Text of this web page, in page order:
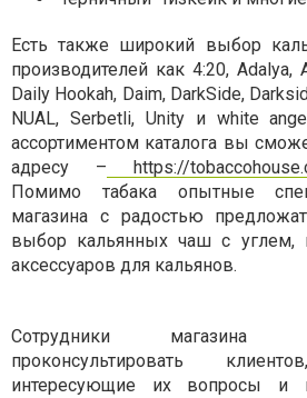
Есть также широкий выбор
производителей как 4:20, Adalya,
Daily Hookah, Daim, DarkSide,
NUAL, Serbetli, Unity и white
ассортиментом каталога вы
адресу –
https://
Помимо табака опытные
магазина с радостью
выбор кальянных чаш с углем,
аксессуаров для кальянов.
Сотрудники магазина
проконсультировать
интересующие их вопросы и